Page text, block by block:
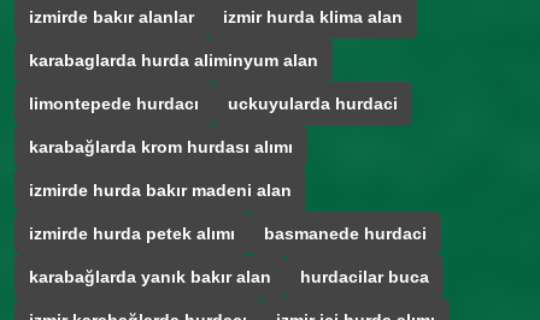
izmirde bakır alanlar izmir hurda klima alan
karabaglarda hurda aliminyum alan
limontepede hurdacı uckuyularda hurdaci
karabağlarda krom hurdası alımı
izmirde hurda bakır madeni alan
izmirde hurda petek alımı basmanede hurdaci
karabağlarda yanık bakır alan hurdacilar buca